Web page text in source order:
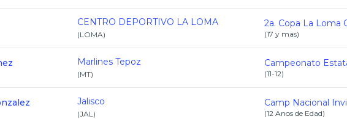
CENTRO DEPORTIVO LA LOMA
(LOMA) (17 y mas)
Marlines Tepoz
(MT) (11-12)
Jalisco
(JAL) (12 Anos de Edad)